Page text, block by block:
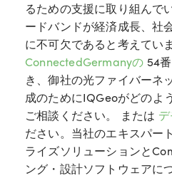
るための支援に取り組んで
ードバンドが経済成長、社
に不可欠であると考えていま
ConnectedGermanyの 54
き、御社の光ファイバーネ
成のためにIQGeoがどのよ
ご相談ください。
または
ださい。当社のエキスパー
ライズソリューションと
ング・設計ソフトウェアに